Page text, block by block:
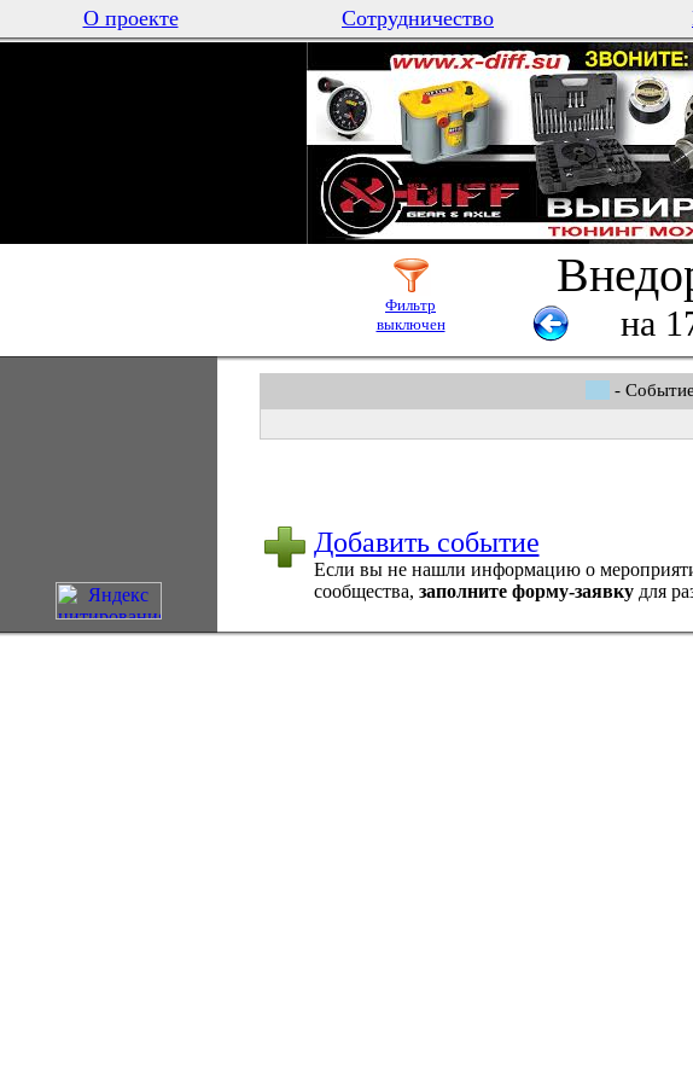
О проекте Сотрудничество
Фильтр
выключен
на
-
Добавить событие
Если вы не нашли информацию о
сообщества, заполните форму-заявкудля